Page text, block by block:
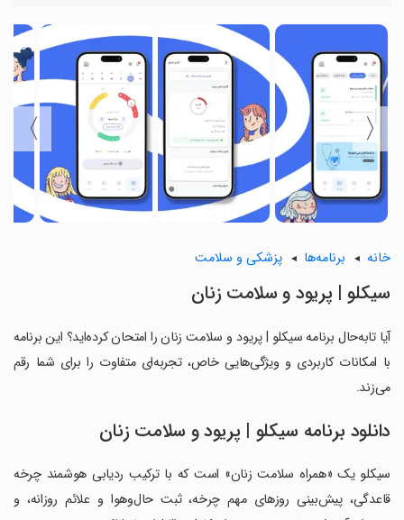
〈
〉
خانه برنامه‌ها پزشکی و سلامت
‏سیکلو | پریود و سلامت زنان
آیا تابه‌حال برنامه ‏سیکلو | پریود و سلامت زنان را امتحان کرده‌اید؟ این برنامه
با امکانات کاربردی و ویژگی‌هایی خاص، تجربه‌ای متفاوت را برای شما رقم
می‌زند.
دانلود برنامه ‏سیکلو | پریود و سلامت زنان
‏سیکلو یک «همراه سلامت زنان» است که با ترکیب ردیابی هوشمند چرخه
قاعدگی، پیش‌بینی روزهای مهم چرخه، ثبت حال‌و‌هوا و علائم روزانه، و